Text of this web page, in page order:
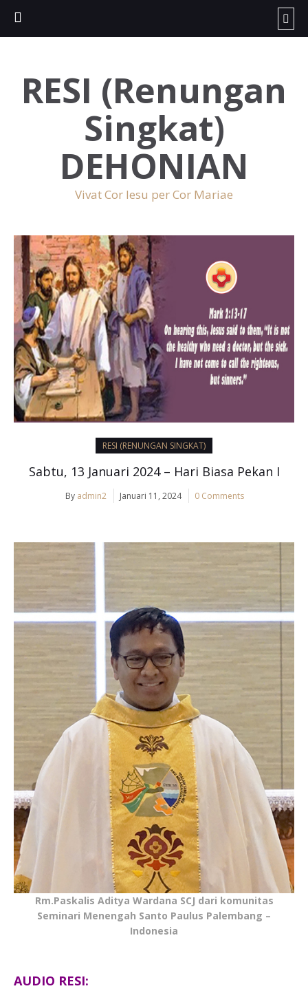
RESI (Renungan
Singkat)
DEHONIAN
Vivat Cor Iesu per Cor Mariae
RESI (RENUNGAN SINGKAT)
Sabtu, 13 Januari 2024 – Hari Biasa Pekan I
By admin2 Januari 11, 2024 0 Comments
Rm.Paskalis Aditya Wardana SCJ dari komunitas
Seminari Menengah Santo Paulus Palembang –
Indonesia
AUDIO RESI: